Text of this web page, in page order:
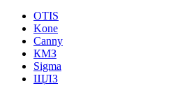
OTIS
Kone
Canny
КМЗ
Sigma
ЩЛЗ